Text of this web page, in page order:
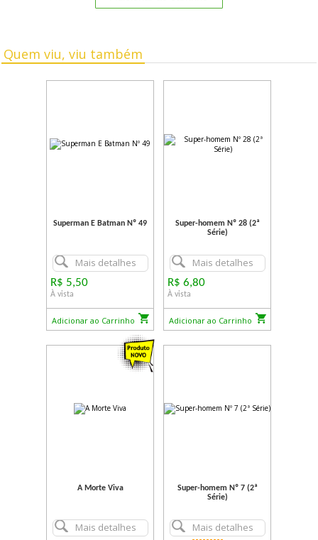
Quem viu, viu também
Superman E Batman Nº 49
Mais detalhes
R$ 5,50
À vista
Adicionar ao Carrinho
Super-homem Nº 28 (2ª
Série)
Mais detalhes
R$ 6,80
À vista
Adicionar ao Carrinho
A Morte Viva
Mais detalhes
Super-homem Nº 7 (2ª
Série)
Mais detalhes